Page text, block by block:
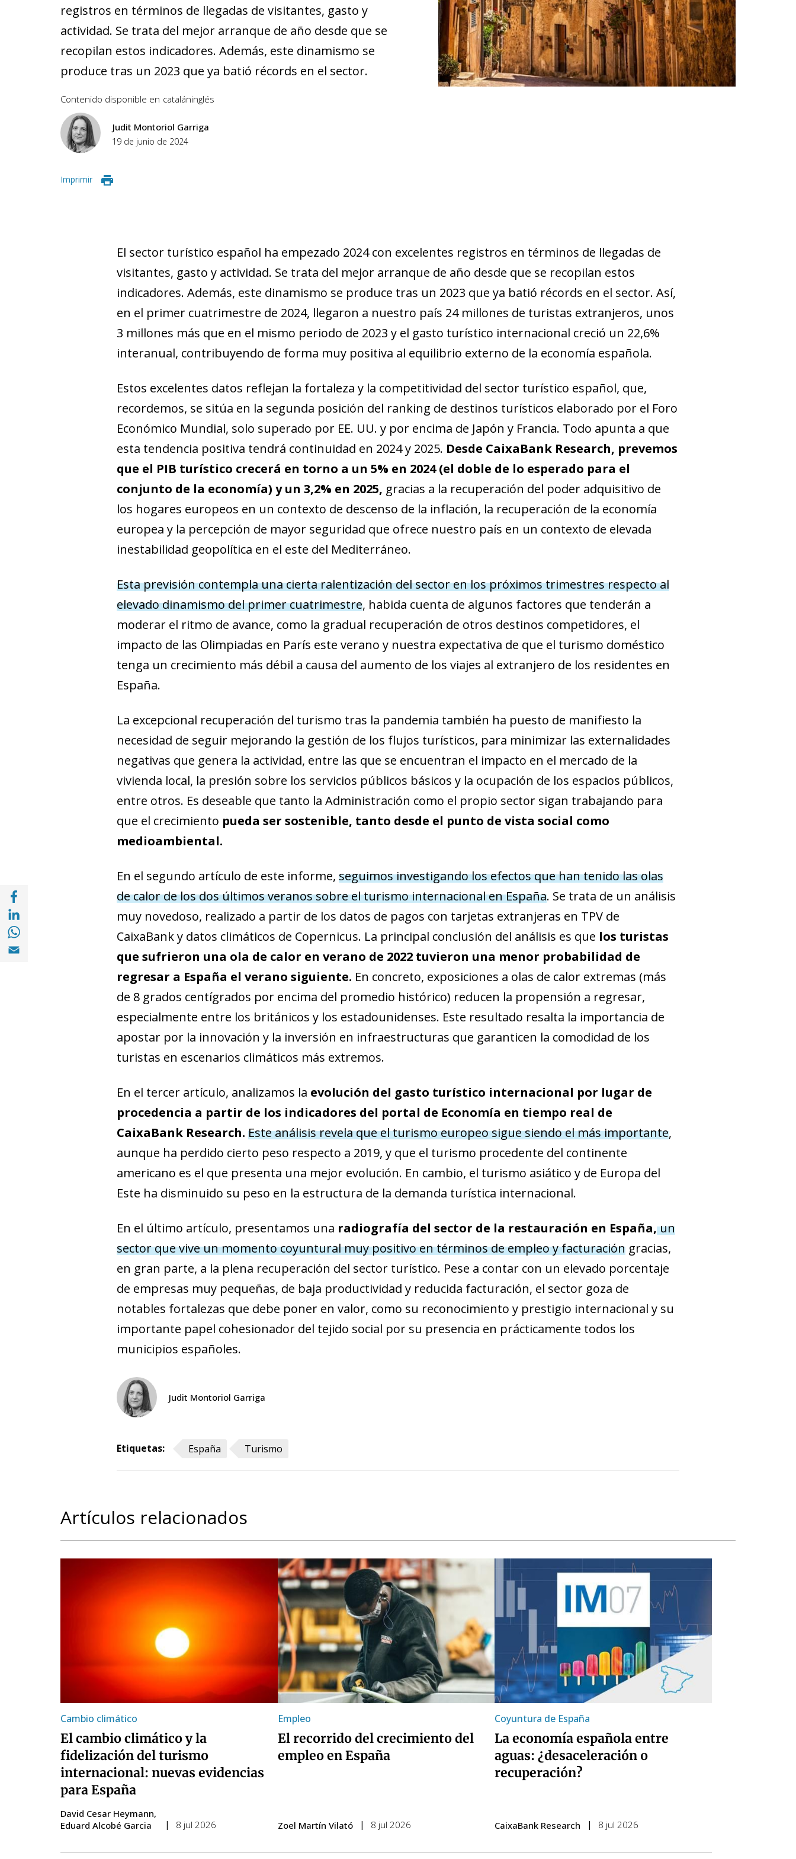
registros en términos de llegadas de visitantes, gasto y
actividad. Se trata del mejor arranque de año desde que se
recopilan estos indicadores. Además, este dinamismo se
produce tras un 2023 que ya batió récords en el sector.
Contenido disponible en cataláninglés
Judit Montoriol Garriga
19 de junio de 2024
Imprimir
Compartir en Facebook (opens in a new window)
Compartir en with Linkedin (opens in a new window)
Compartir en with Whatsapp (opens in a new window)
Compartir en Email (opens in a new window)
El sector turístico español ha empezado 2024 con excelentes registros en términos de llegadas de
visitantes, gasto y actividad. Se trata del mejor arranque de año desde que se recopilan estos
indicadores. Además, este dinamismo se produce tras un 2023 que ya batió récords en el sector. Así,
en el primer cuatrimestre de 2024, llegaron a nuestro país 24 millones de turistas extranjeros, unos
3 millones más que en el mismo periodo de 2023 y el gasto turístico internacional creció un 22,6%
interanual, contribuyendo de forma muy positiva al equilibrio externo de la economía española.
Estos excelentes datos reflejan la fortaleza y la competitividad del sector turístico español, que,
recordemos, se sitúa en la segunda posición del ranking de destinos turísticos elaborado por el Foro
Económico Mundial, solo superado por EE. UU. y por encima de Japón y Francia. Todo apunta a que
esta tendencia positiva tendrá continuidad en 2024 y 2025. Desde CaixaBank Research, prevemos
que el PIB turístico crecerá en torno a un 5% en 2024 (el doble de lo esperado para el
conjunto de la economía) y un 3,2% en 2025, gracias a la recuperación del poder adquisitivo de
los hogares europeos en un contexto de descenso de la inflación, la recuperación de la economía
europea y la percepción de mayor seguridad que ofrece nuestro país en un contexto de elevada
inestabilidad geopolítica en el este del Mediterráneo.
Esta previsión contempla una cierta ralentización del sector en los próximos trimestres respecto al
elevado dinamismo del primer cuatrimestre, habida cuenta de algunos factores que tenderán a
moderar el ritmo de avance, como la gradual recuperación de otros destinos competidores, el
impacto de las Olimpiadas en París este verano y nuestra expectativa de que el turismo doméstico
tenga un crecimiento más débil a causa del aumento de los viajes al extranjero de los residentes en
España.
La excepcional recuperación del turismo tras la pandemia también ha puesto de manifiesto la
necesidad de seguir mejorando la gestión de los flujos turísticos, para minimizar las externalidades
negativas que genera la actividad, entre las que se encuentran el impacto en el mercado de la
vivienda local, la presión sobre los servicios públicos básicos y la ocupación de los espacios públicos,
entre otros. Es deseable que tanto la Administración como el propio sector sigan trabajando para
que el crecimiento pueda ser sostenible, tanto desde el punto de vista social como
medioambiental.
En el segundo artículo de este informe, seguimos investigando los efectos que han tenido las olas
de calor de los dos últimos veranos sobre el turismo internacional en España. Se trata de un análisis
muy novedoso, realizado a partir de los datos de pagos con tarjetas extranjeras en TPV de
CaixaBank y datos climáticos de Copernicus. La principal conclusión del análisis es que los turistas
que sufrieron una ola de calor en verano de 2022 tuvieron una menor probabilidad de
regresar a España el verano siguiente. En concreto, exposiciones a olas de calor extremas (más
de 8 grados centígrados por encima del promedio histórico) reducen la propensión a regresar,
especialmente entre los británicos y los estadounidenses. Este resultado resalta la importancia de
apostar por la innovación y la inversión en infraestructuras que garanticen la comodidad de los
turistas en escenarios climáticos más extremos.
En el tercer artículo, analizamos la evolución del gasto turístico internacional por lugar de
procedencia a partir de los indicadores del portal de Economía en tiempo real de
CaixaBank Research. Este análisis revela que el turismo europeo sigue siendo el más importante,
aunque ha perdido cierto peso respecto a 2019, y que el turismo procedente del continente
americano es el que presenta una mejor evolución. En cambio, el turismo asiático y de Europa del
Este ha disminuido su peso en la estructura de la demanda turística internacional.
En el último artículo, presentamos una radiografía del sector de la restauración en España,un
sector que vive un momento coyuntural muy positivo en términos de empleo y facturación gracias,
en gran parte, a la plena recuperación del sector turístico. Pese a contar con un elevado porcentaje
de empresas muy pequeñas, de baja productividad y reducida facturación, el sector goza de
notables fortalezas que debe poner en valor, como su reconocimiento y prestigio internacional y su
importante papel cohesionador del tejido social por su presencia en prácticamente todos los
municipios españoles.
Judit Montoriol Garriga
Etiquetas: España Turismo
Artículos relacionados
Cambio climático
El cambio climático y la
fidelización del turismo
internacional: nuevas evidencias
para España
David Cesar Heymann
Eduard Alcobé Garcia
8 jul 2026
Empleo
El recorrido del crecimiento del
empleo en España
Zoel Martín Vilató 8 jul 2026
Coyuntura de España
La economía española entre
aguas: ¿desaceleración o
recuperación?
CaixaBank Research 8 jul 2026